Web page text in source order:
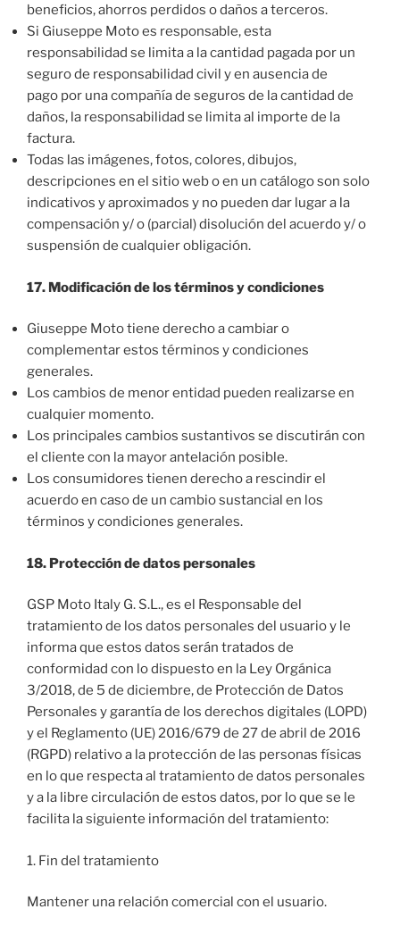
beneficios, ahorros perdidos o daños a terceros.
Si Giuseppe Moto es responsable, esta
responsabilidad se limita a la cantidad pagada por un
seguro de responsabilidad civil y en ausencia de
pago por una compañía de seguros de la cantidad de
daños, la responsabilidad se limita al importe de la
factura.
Todas las imágenes, fotos, colores, dibujos,
descripciones en el sitio web o en un catálogo son solo
indicativos y aproximados y no pueden dar lugar a la
compensación y/ o (parcial) disolución del acuerdo y/ o
suspensión de cualquier obligación.
17. Modificación de los términos y condiciones
Giuseppe Moto tiene derecho a cambiar o
complementar estos términos y condiciones
generales.
Los cambios de menor entidad pueden realizarse en
cualquier momento.
Los principales cambios sustantivos se discutirán con
el cliente con la mayor antelación posible.
Los consumidores tienen derecho a rescindir el
acuerdo en caso de un cambio sustancial en los
términos y condiciones generales.
18. Protección de datos personales
GSP Moto Italy G. S.L., es el Responsable del
tratamiento de los datos personales del usuario y le
informa que estos datos serán tratados de
conformidad con lo dispuesto en la Ley Orgánica
3/2018, de 5 de diciembre, de Protección de Datos
Personales y garantía de los derechos digitales (LOPD)
y el Reglamento (UE) 2016/679 de 27 de abril de 2016
(RGPD) relativo a la protección de las personas físicas
en lo que respecta al tratamiento de datos personales
y a la libre circulación de estos datos, por lo que se le
facilita la siguiente información del tratamiento:
1. Fin del tratamiento
Mantener una relación comercial con el usuario.